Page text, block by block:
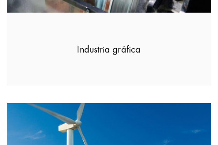
Industria gráfica